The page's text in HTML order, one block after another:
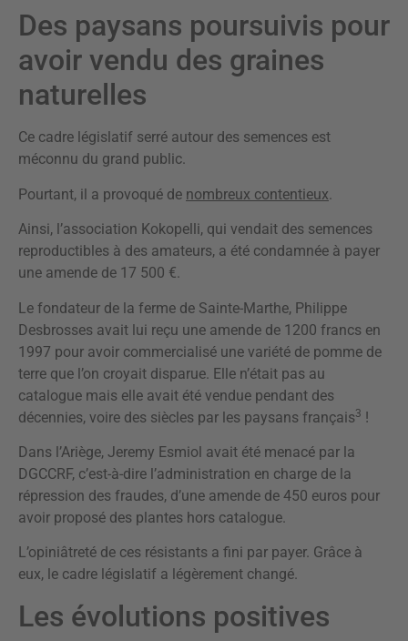
Des paysans poursuivis pour
avoir vendu des graines
naturelles
Ce cadre législatif serré autour des semences est
méconnu du grand public.
Pourtant, il a provoqué de nombreux contentieux.
Ainsi, l’association Kokopelli, qui vendait des semences
reproductibles à des amateurs, a été condamnée à payer
une amende de 17 500 €.
Le fondateur de la ferme de Sainte-Marthe, Philippe
Desbrosses avait lui reçu une amende de 1200 francs en
1997 pour avoir commercialisé une variété de pomme de
terre que l’on croyait disparue. Elle n’était pas au
catalogue mais elle avait été vendue pendant des
décennies, voire des siècles par les paysans français3 !
Dans l’Ariège, Jeremy Esmiol avait été menacé par la
DGCCRF, c’est-à-dire l’administration en charge de la
répression des fraudes, d’une amende de 450 euros pour
avoir proposé des plantes hors catalogue.
L’opiniâtreté de ces résistants a fini par payer. Grâce à
eux, le cadre législatif a légèrement changé.
Les évolutions positives